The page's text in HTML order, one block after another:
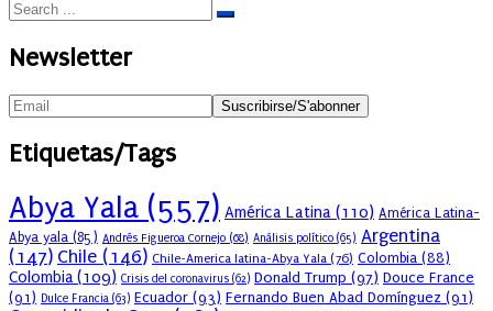
Newsletter
Etiquetas/Tags
Abya Yala (557) América Latina (110) América Latina-
Abya yala (85) Andrés Figueroa Cornejo (68) Análisis político (65) Argentina
(147) Chile (146) Chile-America latina-Abya Yala (76) Colombia (88)
Colombia(109) Crisis del coronavirus (62) Donald Trump (97) Douce France
(91) Dulce Francia (63) Ecuador (93) Fernando Buen Abad Domínguez (91)